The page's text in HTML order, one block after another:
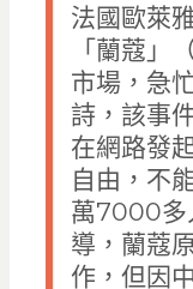
法國歐萊
「蘭蔻」
市場，急
詩，該事
在網路發
自由，不
萬7000多
導，蘭蔻
作，但因